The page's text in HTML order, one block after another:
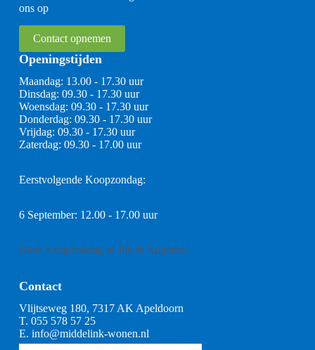
ons op
Contact opnemen
Openingstijden
Maandag: 13.00 - 17.30 uur
Dinsdag: 09.30 - 17.30 uur
Woensdag: 09.30 - 17.30 uur
Donderdag: 09.30 - 17.30 uur
Vrijdag: 09.30 - 17.30 uur
Zaterdag: 09.30 - 17.00 uur
Eerstvolgende Koopzondag:
6 September: 12.00 - 17.00 uur
Geen Koopzondag in Juli & Augustus
Contact
Vlijtseweg 180, 7317 AK Apeldoorn
T. 055 578 57 25
E. info@middelink-wonen.nl